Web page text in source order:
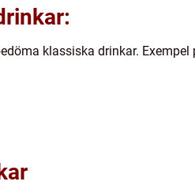
klassiska drinkar. Exempel